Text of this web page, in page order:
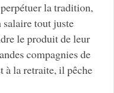
la tradition,
salaire tout juste
le produit de leur
compagnies de
à la retraite, il pêche